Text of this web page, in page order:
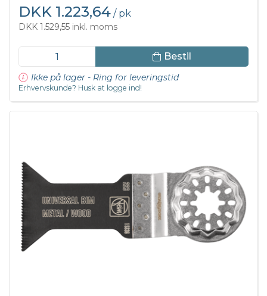
DKK 1.223,64 / pk
DKK 1.529,55 inkl. moms
Bestil
Ikke på lager - Ring for leveringstid
Erhvervskunde? Husk at logge ind!